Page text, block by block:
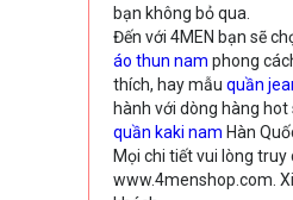
bạn không bỏ qua.
Đến với 4MEN bạn sẽ
áo thun nam phong
thích, hay mẫu quần
hành với dòng hàng hot
quần kaki nam Hàn
Mọi chi tiết vui lòng truy
www.4menshop.com.